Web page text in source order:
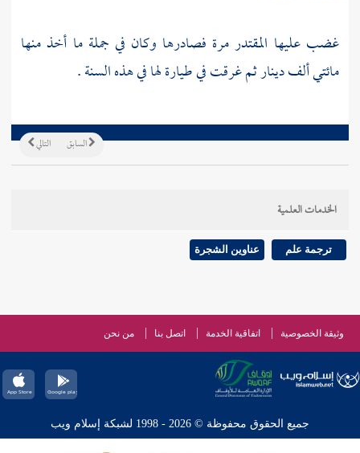
غضب عليها المقتدرمرة فصادرها وكان في جملة ما أخذ منها
مائتي ألف دينار ثم غرقت في طيارة لها في هذه السنة .
التالي السابق
الخدمات العلمية
ترجمة علم عناوين الشجرة
وثيقة الخصوصية اتفاقية الخدمة اتصل بنا من نحن
جميع الحقوق محفوظة © 2026 - 1998 لشبكة إسلام ويب